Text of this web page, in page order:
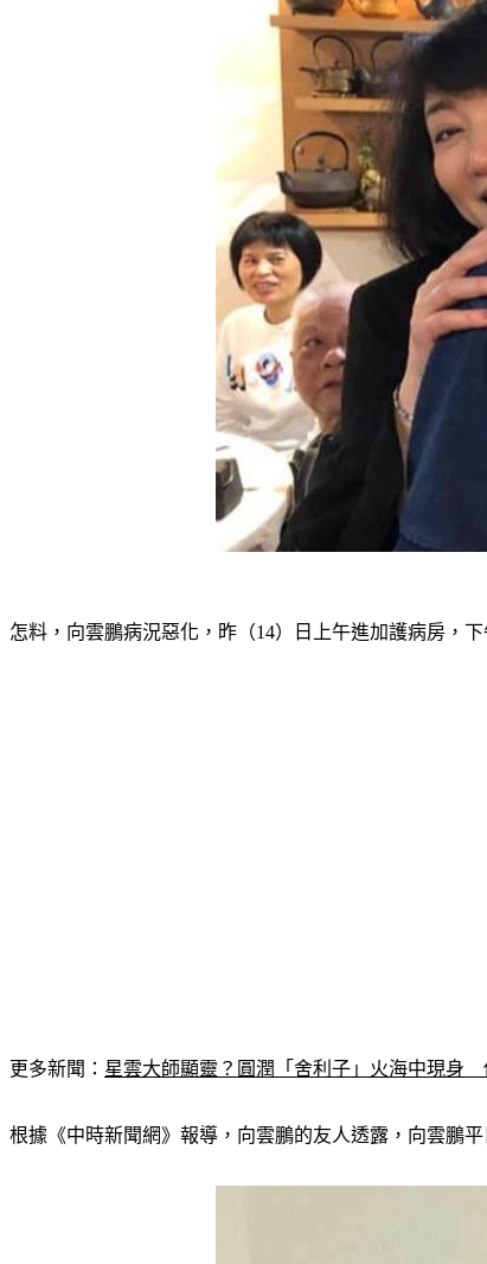
怎料，向雲鵬病況惡化，昨（14）日上午進加護病房，
更多新聞： 星雲大師顯靈？圓潤「舍利子」火海中現身
根據《中時新聞網》報導，向雲鵬的友人透露，向雲鵬